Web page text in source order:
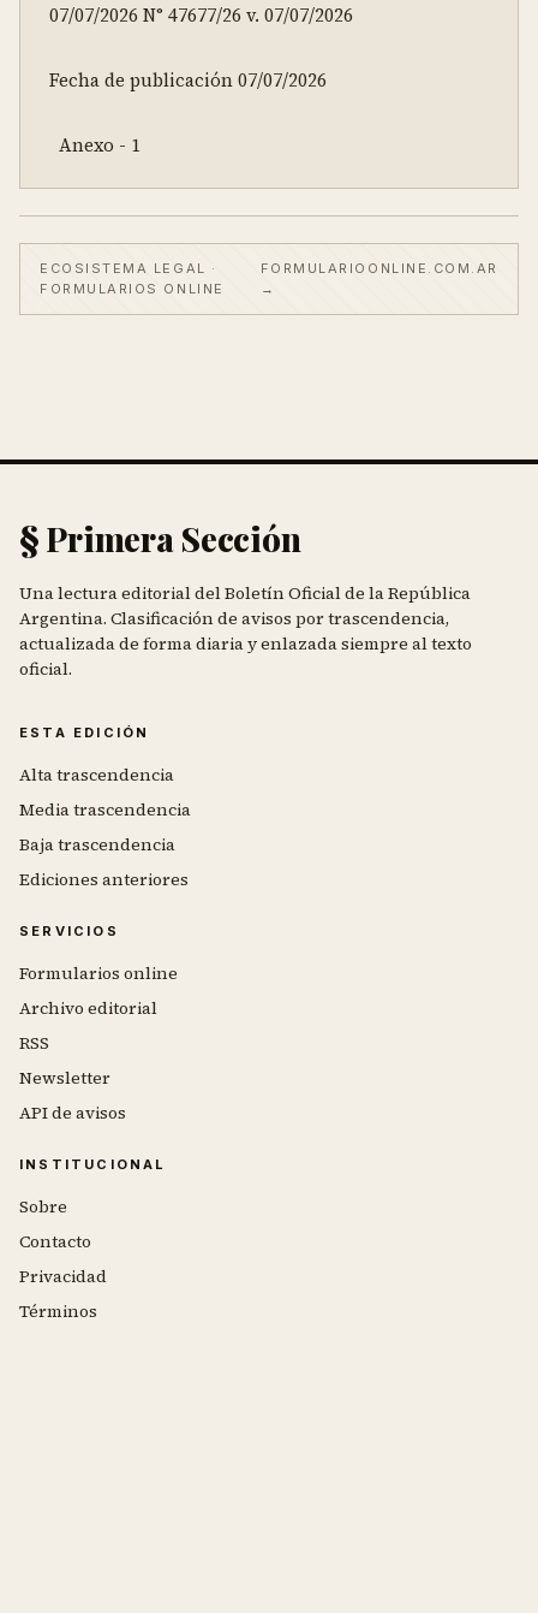
07/07/2026 N° 47677/26 v. 07/07/2026
Fecha de publicación 07/07/2026
Anexo - 1
ECOSISTEMA LEGAL ·
FORMULARIOS ONLINE
FORMULARIOONLINE.COM.AR
→
§ Primera Sección
Una lectura editorial del Boletín Oficial de la República
Argentina. Clasificación de avisos por trascendencia,
actualizada de forma diaria y enlazada siempre al texto
oficial.
ESTA EDICIÓN
Alta trascendencia
Media trascendencia
Baja trascendencia
Ediciones anteriores
SERVICIOS
Formularios online
Archivo editorial
RSS
Newsletter
API de avisos
INSTITUCIONAL
Sobre
Contacto
Privacidad
Términos